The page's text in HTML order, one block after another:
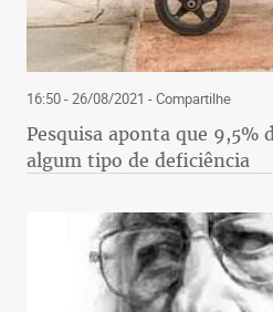
16:50 - 26/08/2021 - Compartilhe
Pesquisa aponta que 9,5%
algum tipo de deficiência